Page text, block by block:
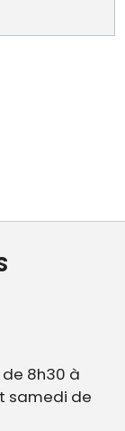
8h30 à
samedi de